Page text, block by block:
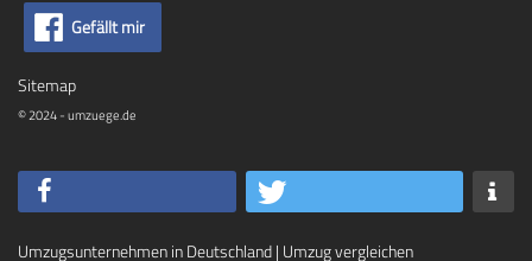
Gefällt mir
Sitemap
© 2024 - umzuege.de
Umzugsunternehmen in Deutschland| Umzug vergleichen